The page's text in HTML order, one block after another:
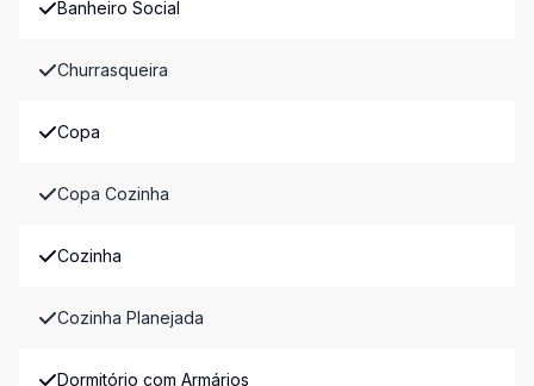
Banheiro Social
Churrasqueira
Copa
Copa Cozinha
Cozinha
Cozinha Planejada
Dormitório com Armários